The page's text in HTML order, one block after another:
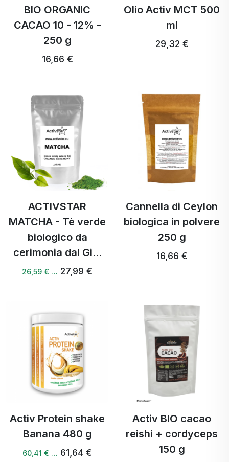
BIO ORGANIC
CACAO 10 - 12% -
250 g
16,66 €
Olio Activ MCT 500
ml
29,32 €
ACTIVSTAR
MATCHA - Tè verde
biologico da
cerimonia dal Gi...
26,59 € … 27,99 €
Cannella di Ceylon
biologica in polvere
250 g
16,66 €
Activ Protein shake
Banana 480 g
60,41 € … 61,64 €
Activ BIO cacao
reishi + cordyceps
150 g